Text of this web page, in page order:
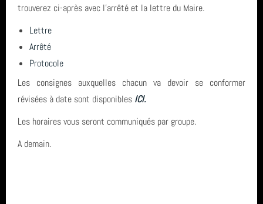
trouverez ci-après avec l'arrêté et la lettre du Maire.
Lettre
Arrêté
Protocole
Les consignes auxquelles chacun va devoir se conformer
révisées à date sont disponibles ICI.
Les horaires vous seront communiqués par groupe.
A demain.